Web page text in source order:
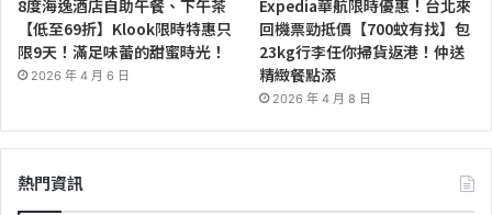
8度海逸酒店自助午餐、下午茶
【低至69折】Klook限時特惠只
限9天！滿足味蕾的甜蜜時光！
2026 年 4 月 6 日
Expedia華航限時優惠！台北來
回機票勁抵價【700蚊有找】包
23kg行李任你掃貨返港！仲送
精緻餐點添
2026 年 4 月 8 日
熱門資訊